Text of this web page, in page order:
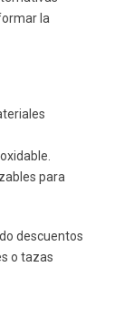
la
para
descuentos
o tazas